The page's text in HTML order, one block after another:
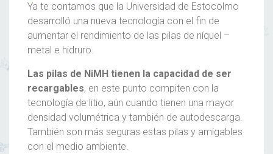
Ya te contamos que la Universidad de Estocolmo
desarrolló una nueva tecnología con el fin de
aumentar el rendimiento de las pilas de níquel –
metal e hidruro.
Las pilas de NiMH tienen la capacidad de ser
recargables, en este punto compiten con la
tecnología de litio, aún cuando tienen una mayor
densidad volumétrica y también de autodescarga.
También son más seguras estas pilas y amigables
con el medio ambiente.